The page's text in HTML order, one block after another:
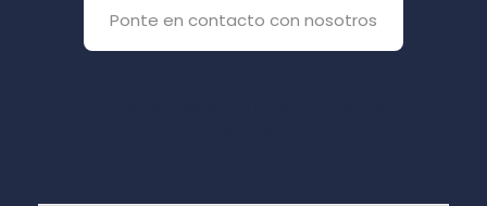
Ponte en contacto con nosotros